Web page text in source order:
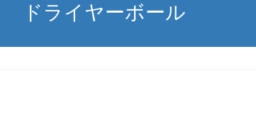
ドライヤーボール